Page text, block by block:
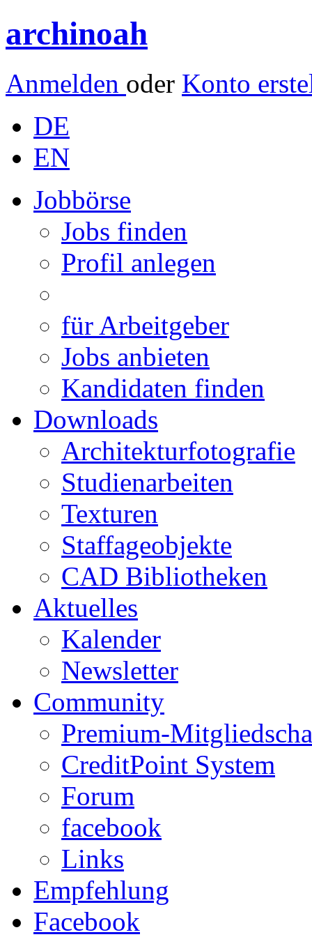
archinoah
Anmelden oder Konto
DE
EN
Jobbörse
Jobs finden
Profil anlegen
für Arbeitgeber
Jobs anbieten
Kandidaten finden
Downloads
Architekturfotografie
Studienarbeiten
Texturen
Staffageobjekte
CAD Bibliotheken
Aktuelles
Kalender
Newsletter
Community
Premium-
CreditPoint System
Forum
facebook
Links
Empfehlung
Facebook